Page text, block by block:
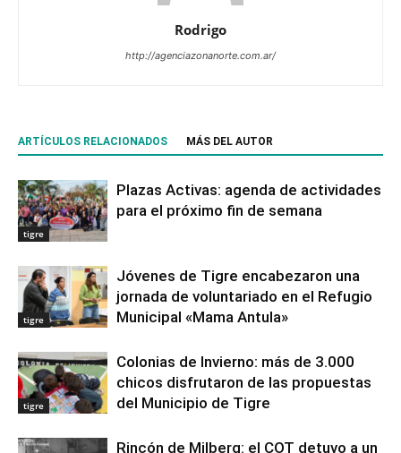
Rodrigo
http://agenciazonanorte.com.ar/
ARTÍCULOS RELACIONADOS MÁS DEL AUTOR
tigre
Plazas Activas: agenda de actividades
para el próximo fin de semana
tigre
Jóvenes de Tigre encabezaron una
jornada de voluntariado en el Refugio
Municipal «Mama Antula»
tigre
Colonias de Invierno: más de 3.000
chicos disfrutaron de las propuestas
del Municipio de Tigre
Rincón de Milberg: el COT detuvo a un